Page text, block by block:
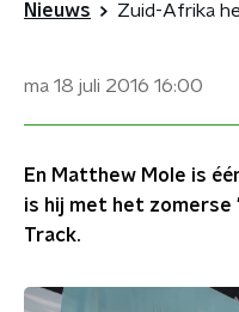
Nieuws Zuid-Afrika
ma 18 juli 2016 16:00
En Matthew Mole is
is hij met het zomerse
Track.